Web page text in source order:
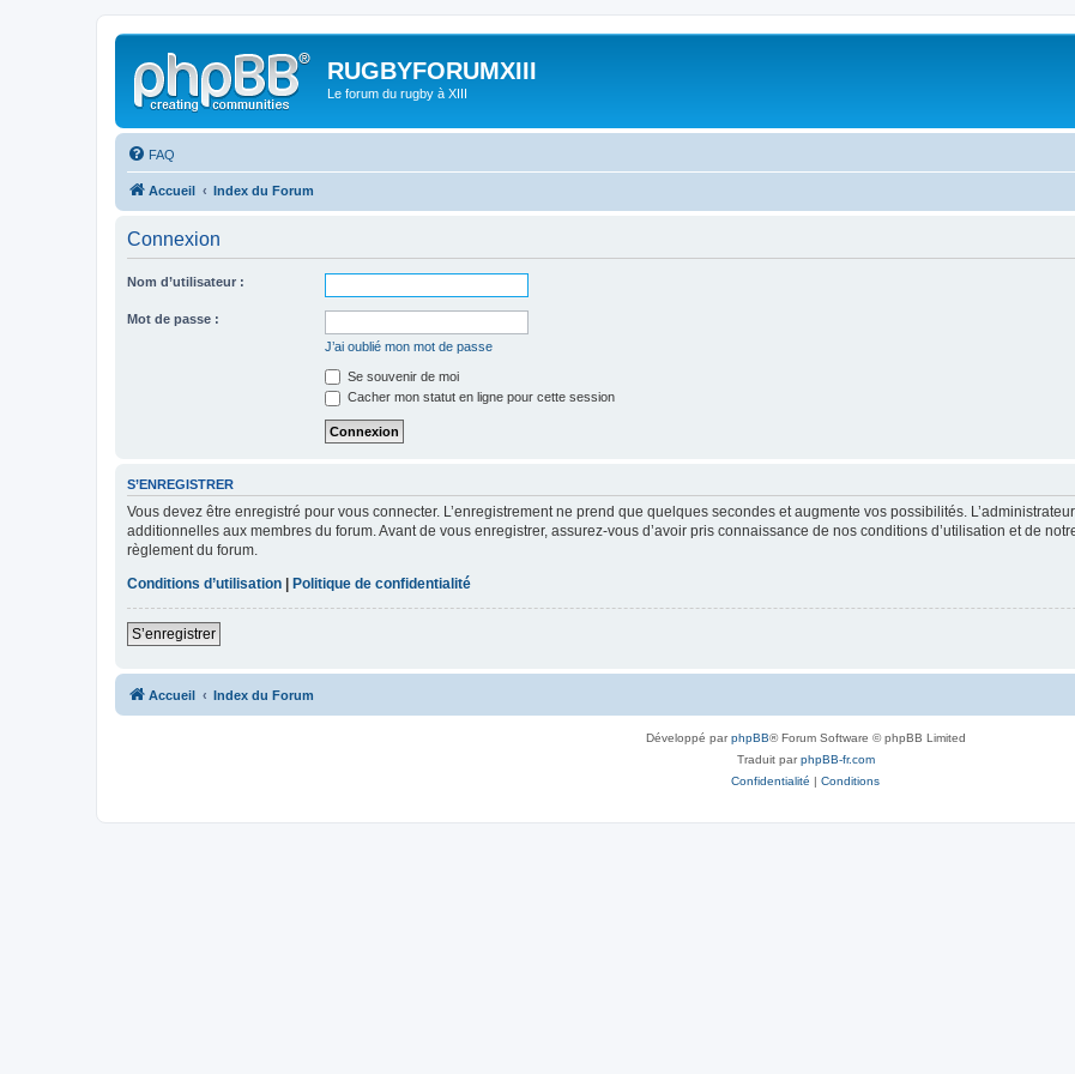
RUGBYFORUMXIII
Le forum du rugby à XIII
FAQ
Accueil Index du Forum
Connexion
Nom d’utilisateur :
Mot de passe :
J’ai oublié mon mot de passe
Se souvenir de moi
Cacher mon statut en ligne pour cette session
S’ENREGISTRER
Vous devez être enregistré pour vous connecter. L’enregistrement ne prend que quelques secondes et augmente vos possibilités.
additionnelles aux membres du forum. Avant de vous enregistrer, assurez-vous d’avoir pris connaissance de nos conditions d’utilisation et de
règlement du forum.
Conditions d’utilisation
Politique de confidentialité
S’enregistrer
Accueil Index du Forum
Développé parphpBB® Forum Software © phpBB Limited
Traduit parphpBB-fr.com
Confidentialité | Conditions